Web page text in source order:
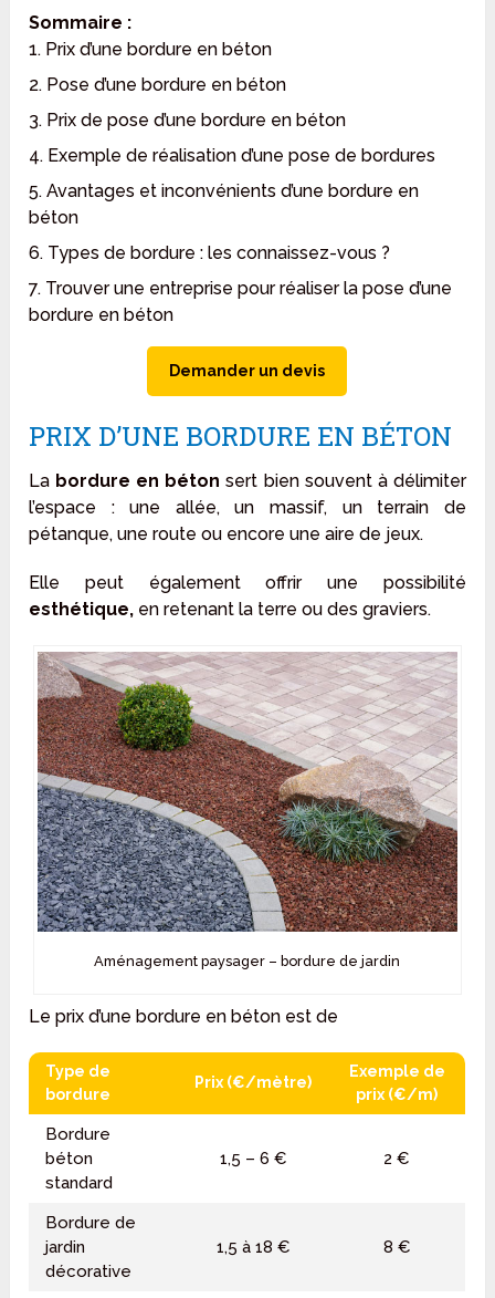
Sommaire :
1. Prix d’une bordure en béton
2. Pose d’une bordure en béton
3. Prix de pose d’une bordure en béton
4. Exemple de réalisation d’une pose de bordures
5. Avantages et inconvénients d’une bordure en
béton
6. Types de bordure : les connaissez-vous ?
7. Trouver une entreprise pour réaliser la pose d’une
bordure en béton
Demander un devis
PRIX D’UNE BORDURE EN BÉTON
La bordure en béton sert bien souvent à délimiter
l’espace : une allée, un massif, un terrain de
pétanque, une route ou encore une aire de jeux.
Elle peut également offrir une possibilité
esthétique, en retenant la terre ou des graviers.
Aménagement paysager – bordure de jardin
Le prix d’une bordure en béton est de
Type de
bordure
Prix (€/mètre)
Exemple de
prix (€/m)
Bordure
béton
standard
1,5 – 6 € 2 €
Bordure de
jardin
décorative
1,5 à 18 € 8 €